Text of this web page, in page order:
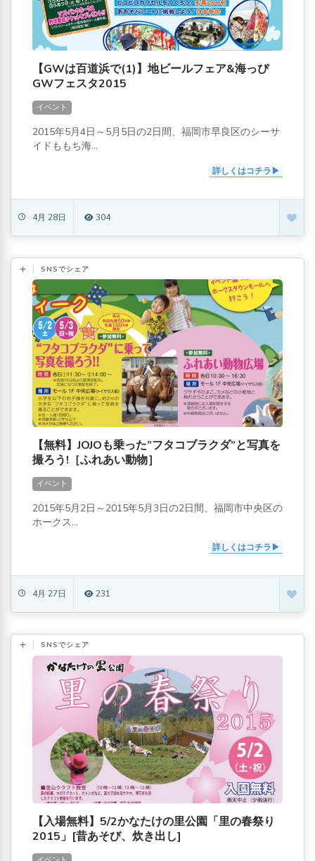
【GWは百道浜で(1)】地ビールフェア&海っぴ
GWフェスタ2015
イベント
2015年5月4日～5月5日の2日間、福岡市早良区のシーサ
イドももち海...
詳しくはコチラ
4月 28日 304
SNSでシェア
【無料】JOJOも乗った”フタコブラクダ”と写真を
撮ろう!［ふれあい動物］
イベント
2015年5月2日～2015年5月3日の2日間、福岡市中央区の
ホークス...
詳しくはコチラ
4月 27日 231
SNSでシェア
【入場無料】5/2かなたけの里公園「里の春祭り
2015」[昔あそび、炊き出し]